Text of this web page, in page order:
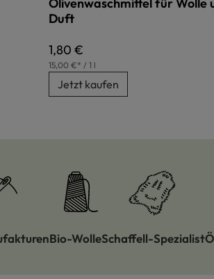
Olivenwaschmittel für Wolle
Duft
Regulärer Preis:
1,80 €
15,00 €* / 1 l
Jetzt kaufen
Bio-WolleSchaffell-Spezialist